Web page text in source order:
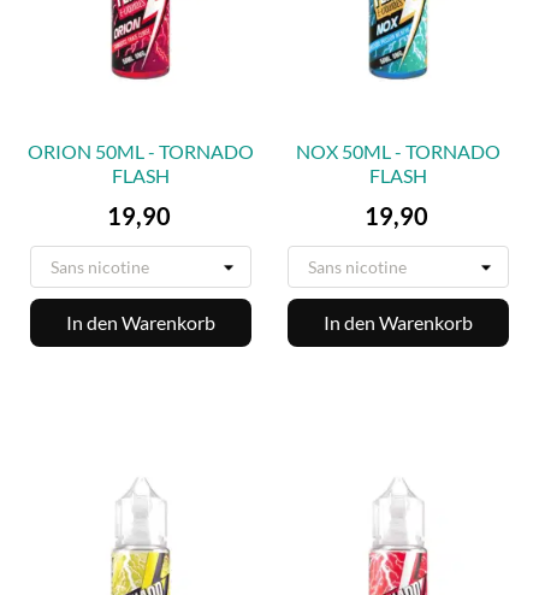
ORION 50ML - TORNADO
FLASH
Preis
19,90
In den Warenkorb
NOX 50ML - TORNADO
FLASH
Preis
19,90
In den Warenkorb